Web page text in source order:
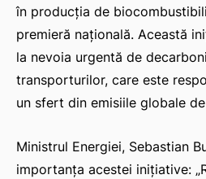
în producția de
premieră națională. Această
la nevoia urgentă de
transporturilor, care este
un sfert din emisiile globale
Ministrul Energiei, Sebastian
importanța acestei inițiative: